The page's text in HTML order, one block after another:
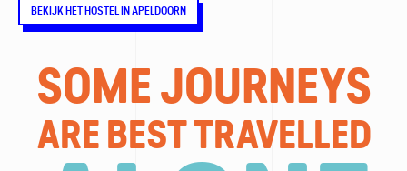
BEKIJK HET HOSTEL IN APELDOORN
SOME JOURNEYS
ARE BEST TRAVELLED